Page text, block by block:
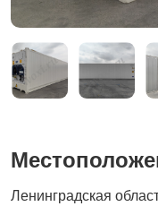
Ленинградская